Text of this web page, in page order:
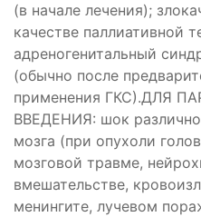
(в начале лечения);
качестве паллиативной
адреногенитальный
(обычно после
применения ГКС).ДЛЯ
ВВЕДЕНИЯ: шок
мозга (при опухоли
мозговой травме,
вмешательстве,
менингите, лучевом